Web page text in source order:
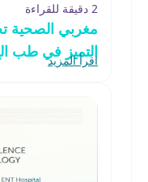
2 دقيقة للقراءة
مغربي الصحية
التميز في طب
اقرأ المزيد